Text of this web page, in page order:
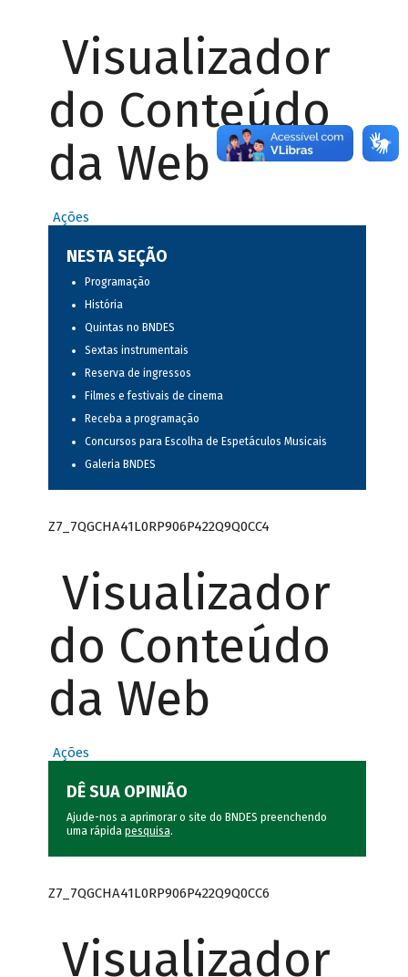
Visualizador
do Conteúdo
da Web
Ações
NESTA SEÇÃO
Programação
História
Quintas no BNDES
Sextas instrumentais
Reserva de ingressos
Filmes e festivais de cinema
Receba a programação
Concursos para Escolha de Espetáculos Musicais
Galeria BNDES
Z7_7QGCHA41L0RP906P422Q9Q0CC4
Visualizador
do Conteúdo
da Web
Ações
DÊ SUA OPINIÃO
Ajude-nos a aprimorar o site do BNDES preenchendo
uma rápida pesquisa.
Z7_7QGCHA41L0RP906P422Q9Q0CC6
Visualizador